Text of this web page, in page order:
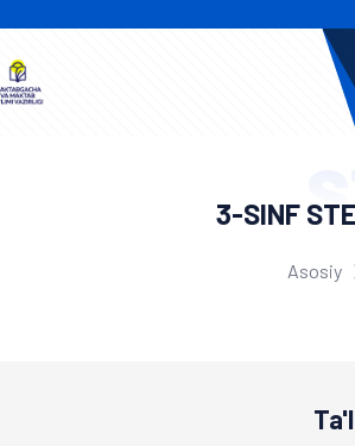
3-SINF
Asosiy